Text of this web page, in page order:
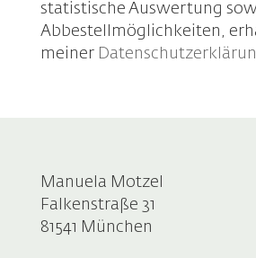
statistische Auswertung
Abbestellmöglichkeiten,
meiner
Manuela Motzel
Falkenstraße 31
81541 München